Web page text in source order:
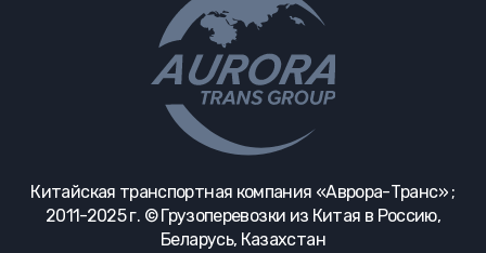
Китайская транспортная компания «Аврора-Транс» ;
2011-2025 г. © Грузоперевозки из Китая в Россию,
Беларусь, Казахстан